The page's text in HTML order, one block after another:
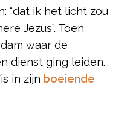
“dat ik het licht zou
Jezus”. Toen
waar de
dienst ging leiden.
in zijn boeiende